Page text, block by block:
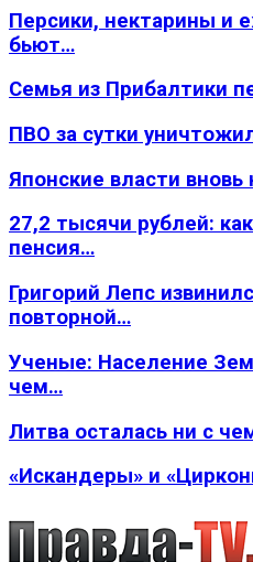
Персики, нектарины и
бьют…
Семья из Прибалтики
ПВО за сутки
Японские власти
27,2 тысячи рублей:
пенсия…
Григорий Лепс
повторной…
Ученые: Население
чем…
Литва осталась ни с
«Искандеры» и